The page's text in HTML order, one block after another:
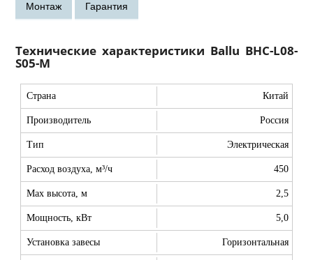
Технические характеристики Ballu BHC-L08-
S05-M
Страна Китай
Производитель Россия
Тип Электрическая
Расход воздуха, м³/ч 450
Max высота, м 2,5
Мощность, кВт 5,0
Установка завесы Горизонтальная